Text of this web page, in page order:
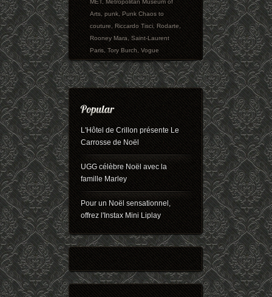
MET,Metropolitan Museum of
Arts,punk,Punk Chaos to
couture,Riccardo Tisci,Rodarte,
Rooney Mara,Saint-Laurent
Paris,Tory Burch,Vogue
L'Hôtel de Crillon présente Le
Carrosse de Noël
UGG célèbre Noël avec la
famille Marley
Pour un Noël sensationnel,
offrez l'Instax Mini Liplay